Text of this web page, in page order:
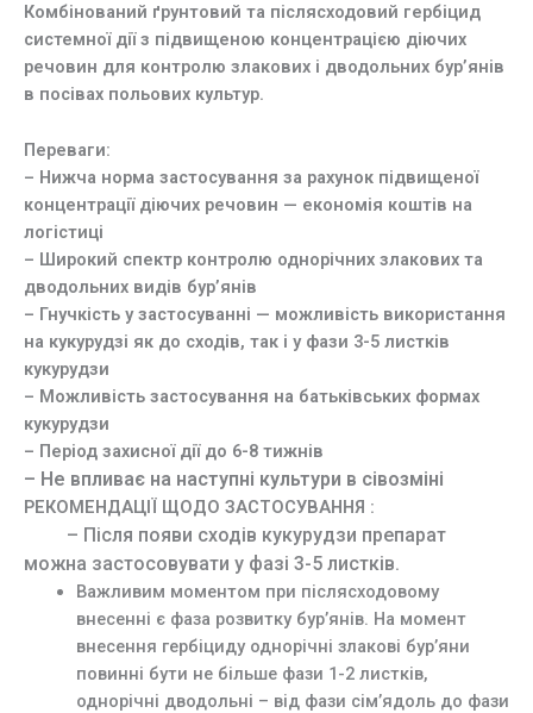
Комбінований ґрунтовий та післясходовий гербіцид
системної дії з підвищеною концентрацією діючих
речовин для контролю злакових і дводольних бур’янів
в посівах польових культур.
Переваги:
– Нижча норма застосування за рахунок підвищеної
концентрації діючих речовин — економія коштів на
логістиці
– Широкий спектр контролю однорічних злакових та
дводольних видів бур’янів
– Гнучкість у застосуванні — можливість використання
на кукурудзі як до сходів, так і у фази 3-5 листків
кукурудзи
– Можливість застосування на батьківських формах
кукурудзи
– Період захисної дії до 6-8 тижнів
– Не впливає на наступні культури в сівозміні
РЕКОМЕНДАЦІЇ ЩОДО ЗАСТОСУВАННЯ :
– Після появи сходів кукурудзи препарат
можна застосовувати у фазі 3-5 листків.
Важливим моментом при післясходовому
внесенні є фаза розвитку бур’янів. На момент
внесення гербіциду однорічні злакові бур’яни
повинні бути не більше фази 1-2 листків,
однорічні дводольні – від фази сім’ядоль до фази